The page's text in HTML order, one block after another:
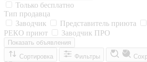
Только бесплатно
Тип продавца
Заводчик
Представитель приюта
РЕКО приют
Заводчик ПРО
Показать объявления
Сортировка
Фильтры